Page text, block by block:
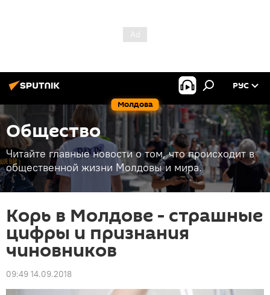
Молдова
РУС
Общество
Читайте главные новости о том, что происходит в
общественной жизни Молдовы и мира.
Корь в Молдове - страшные
цифры и признания
чиновников
09:49 14.09.2018